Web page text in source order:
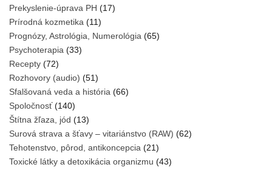
Prekyslenie-úprava PH (17)
Prírodná kozmetika (11)
Prognózy, Astrológia, Numerológia (65)
Psychoterapia (33)
Recepty (72)
Rozhovory (audio) (51)
Sfalšovaná veda a história (66)
Spoločnosť(140)
Štítna žľaza, jód (13)
Surová strava a šťavy – vitariánstvo (RAW) (62)
Tehotenstvo, pôrod, antikoncepcia (21)
Toxické látky a detoxikácia organizmu (43)